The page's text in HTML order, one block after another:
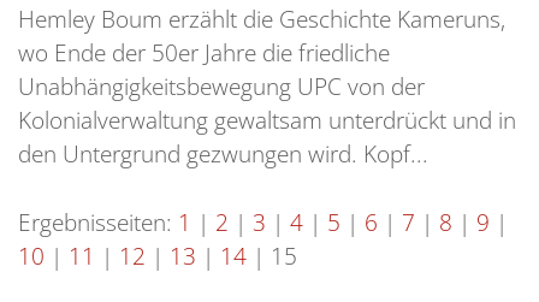
Hemley Boum erzählt die Geschichte Kameruns,
wo Ende der 50er Jahre die friedliche
Unabhängigkeitsbewegung UPC von der
Kolonialverwaltung gewaltsam unterdrückt und in
den Untergrund gezwungen wird. Kopf...
Ergebnisseiten: 1 | 2 | 3 | 4 | 5 | 6 | 7 | 8 | 9 |
10 | 11 | 12 | 13 | 14 | 15